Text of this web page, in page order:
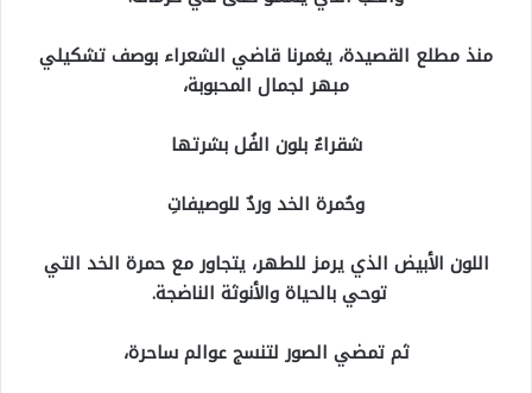
منذ مطلع القصيدة، يغمرنا قاضي الشعراء بوصف تشكيلي
مبهر لجمال المحبوبة،
شقراءٌ بلون الفُل بشرتها
وحُمرة الخد وردٌ للوصيفاتِ
اللون الأبيض الذي يرمز للطهر، يتجاور مع حمرة الخد التي
توحي بالحياة والأنوثة الناضجة.
ثم تمضي الصور لتنسج عوالم ساحرة،